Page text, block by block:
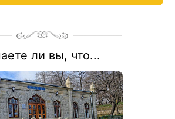
процедуры для ребенка в стоимость не
в периоды: 1 августа – 31 августа
8 800 700-15-77.
ли вы, что...